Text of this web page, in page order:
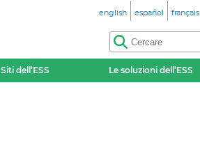
english español français
Siti dell’ESS Le soluzioni dell’ESS